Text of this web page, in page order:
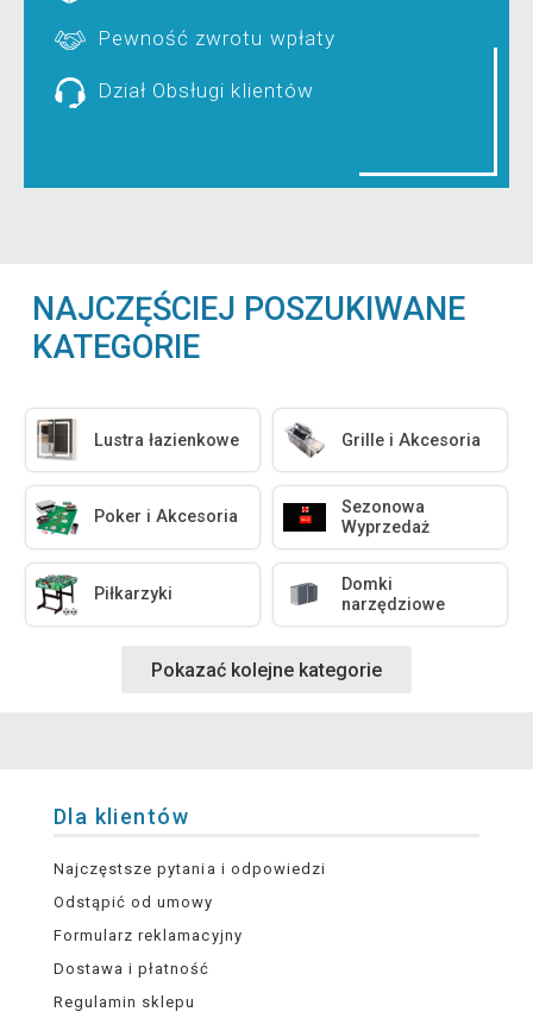
Pewność zwrotu wpłaty
Dział Obsługi klientów
NAJCZĘŚCIEJ POSZUKIWANE
KATEGORIE
Lustra łazienkowe Grille i Akcesoria
Poker i Akcesoria
Sezonowa
Wyprzedaż
Piłkarzyki
Domki
narzędziowe
Pokazać kolejne kategorie
Dla klientów
Najczęstsze pytania i odpowiedzi
Odstąpić od umowy
Formularz reklamacyjny
Dostawa i płatność
Regulamin sklepu